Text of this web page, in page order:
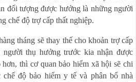
đối tượng được hưởng là những người
chế độ trợ cấp thất nghiệp.
tháng sẽ thay thế cho khoản trợ cấp
người thụ hưởng trước kia nhận được
thì cơ quan bảo hiểm xã hội sẽ chi
chế độbảo hiểm y tế và phân bổ nhà